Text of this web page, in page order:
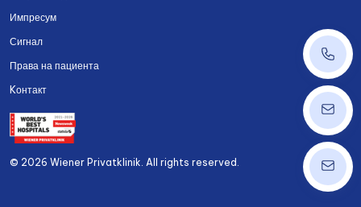
© 2026 Wiener Privatklinik. All rights reserved.
Импресум
Сигнал
Права на пациента
Kонтакт
+43